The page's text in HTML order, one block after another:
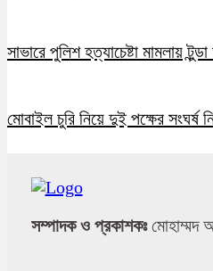
সাভারে পুলিশ হত্যাচেষ্টা মামলায়
মোবাইল চুরি নিয়ে দুই পক্ষের
সম্পাদক ও প্রকাশকঃমোহাম্মদ